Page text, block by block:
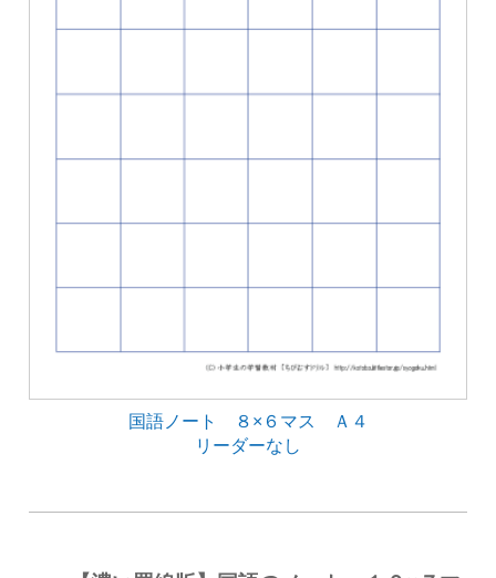
国語ノート ８×６マス Ａ４
リーダーなし